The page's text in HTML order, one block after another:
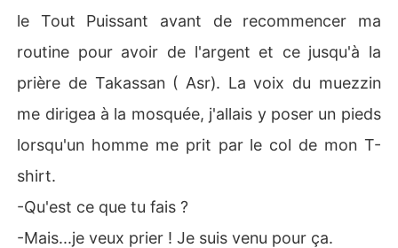
le Tout Puissant avant de recommencer ma
routine pour avoir de l'argent et ce jusqu'à la
prière de Takassan ( Asr). La voix du muezzin
me dirigea à la mosquée, j'allais y poser un pieds
lorsqu'un homme me prit par le col de mon T-
shirt.
-Qu'est ce que tu fais ?
-Mais...je veux prier ! Je suis venu pour ça.